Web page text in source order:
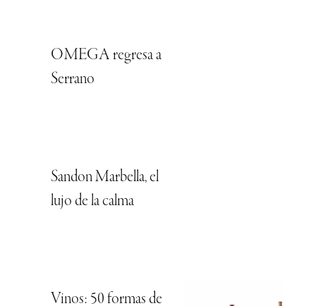
OMEGA regresa a
Serrano
Sandon Marbella, el
lujo de la calma
Vinos: 50 formas de